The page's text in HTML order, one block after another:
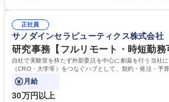
の他に担当頂く業務が発生する場合があります。 募集職種 【営業事務】
業務職/三井物産グループ/平均残業時間10H/完全
ション力がある方。 ・チャレンジを厭わず、粘
方。多様な関係者と謙虚に信頼関係を構築でき
ール管理が出来る方。※将来的に他部署（営業
へのジョブローテーションの可能性があります。 学歴・資格 学歴：
院 大学 語学力： 資格：宅地建物取引士
正社員
サノダインセラピューティクス株式会社
研究事務【フルリモート・時短勤務
自社で実験室を持たず外部委託を中心に創薬を行う当社
（CRO・大学等）をつなぐハブとして、契約・発注・予
任せします。
月給
30万円以上